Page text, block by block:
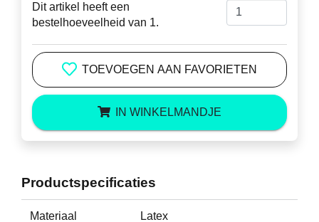
Dit artikel heeft een
bestelhoeveelheid van 1.
TOEVOEGEN AAN FAVORIETEN
IN WINKELMANDJE
Productspecificaties
Materiaal Latex